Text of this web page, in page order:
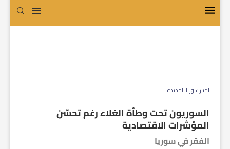
اخبار سوريا الجديدة
السوريون تحت وطأة الغلاء رغم تحسّن
المؤشرات الاقتصادية
الفقر في سوريا